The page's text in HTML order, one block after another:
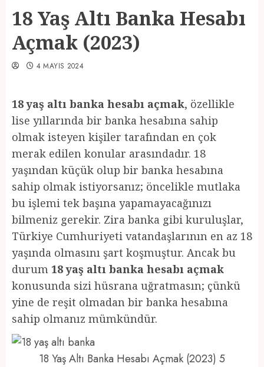
18 Yaş Altı Banka Hesabı
Açmak (2023)
4 MAYIS 2024
18 yaş altı banka hesabı açmak, özellikle
lise yıllarında bir banka hesabına sahip
olmak isteyen kişiler tarafından en çok
merak edilen konular arasındadır. 18
yaşından küçük olup bir banka hesabına
sahip olmak istiyorsanız; öncelikle mutlaka
bu işlemi tek başına yapamayacağınızı
bilmeniz gerekir. Zira banka gibi kuruluşlar,
Türkiye Cumhuriyeti vatandaşlarının en az 18
yaşında olmasını şart koşmuştur. Ancak bu
durum 18 yaş altı banka hesabı açmak
konusunda sizi hüsrana uğratmasın; çünkü
yine de reşit olmadan bir banka hesabına
sahip olmanız mümkündür.
18 Yaş Altı Banka Hesabı Açmak (2023) 5